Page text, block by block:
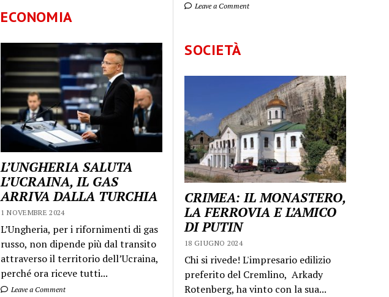
Leave a Comment
SOCIETÀ
CRIMEA: IL MONASTERO,
LA FERROVIA E L’AMICO
DI PUTIN
18 GIUGNO 2024
Chi si rivede! L'impresario edilizio
preferito del Cremlino, Arkady
Rotenberg, ha vinto con la sua...
ECONOMIA
L’UNGHERIA SALUTA
L’UCRAINA, IL GAS
ARRIVA DALLA TURCHIA
1 NOVEMBRE 2024
L’Ungheria, per i rifornimenti di gas
russo, non dipende più dal transito
attraverso il territorio dell’Ucraina,
perché ora riceve tutti...
Leave a Comment